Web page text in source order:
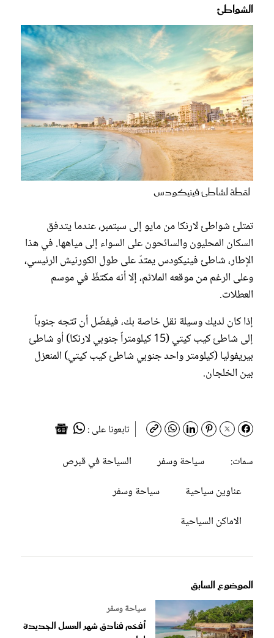
الشواطئ
لقطة لشاطئ فينيكودس
تمتلئ شواطئ لارنكا من مايو إلى سبتمبر، عندما يتدفق
السكان المحليون والسائحون على السواء إلى مياهها. في هذا
الإطار، شاطئ فينيكودس يمتدّ على طول الكورنيش الرئيسي،
وعلى الرغم من موقعه الملائم، إلا أنه مكتظّ في موسم
العطلات.
إذا كان لديك وسيلة نقل خاصة بك، فيفضّل أن تتجه جنوباً
إلى شاطئ كيب كيتي (15 كيلومتراً جنوبي لارنكا) أو شاطئ
بيريفوليا (كيلومتر واحد جنوبي شاطئ كيب كيتي) المنعزل
بين الخلجان.
تابعونا على :
سمات:
سياحة وسفر
السياحة في قبرص
عناوين سياحية
سياحة وسفر
الاماكن السياحية
الموضوع السابق
سياحة وسفر
أفخم فنادق شهر العسل الجديدة